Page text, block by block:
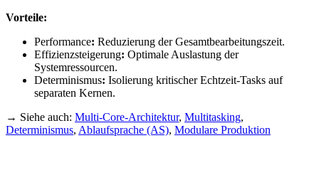
Vorteile:
Performance: Reduzierung der Gesamtbearbeitungszeit.
Effizienzsteigerung: Optimale Auslastung der
Systemressourcen.
Determinismus: Isolierung kritischer Echtzeit-Tasks auf
separaten Kernen.
→ Siehe auch: Multi-Core-Architektur, Multitasking,
Determinismus, Ablaufsprache (AS), Modulare Produktion